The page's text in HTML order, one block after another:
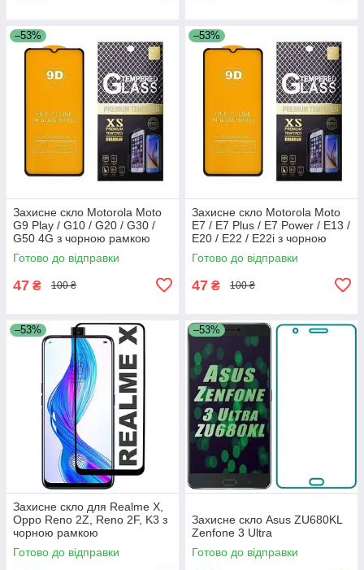
–53%
Захисне скло Motorola Moto
G9 Play / G10 / G20 / G30 /
G50 4G з чорною рамкою
Готово до відправки
47 ₴ 100 ₴
–53%
Захисне скло Motorola Moto
E7 / E7 Plus / E7 Power / E13 /
E20 / E22 / E22i з чорною
рамкою
Готово до відправки
47 ₴ 100 ₴
–53%
Захисне скло для Realme X,
Oppo Reno 2Z, Reno 2F, K3 з
чорною рамкою
Готово до відправки
–53%
Захисне скло Asus ZU680KL
Zenfone 3 Ultra
Готово до відправки